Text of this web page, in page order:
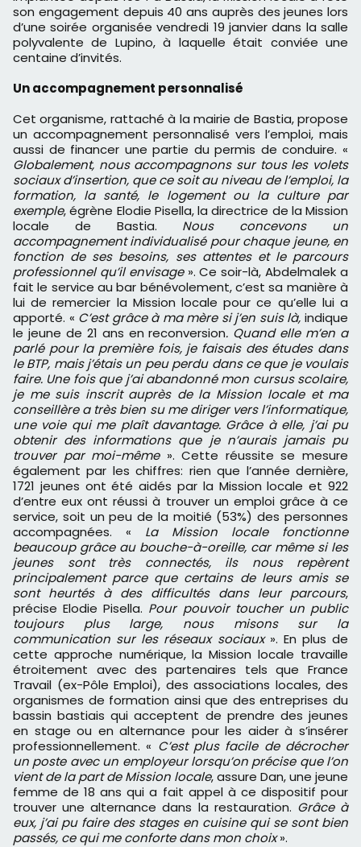
son engagement depuis 40 ans auprès des jeunes lors
d’une soirée organisée vendredi 19 janvier dans la salle
polyvalente de Lupino, à laquelle était conviée une
centaine d’invités.
Un accompagnement personnalisé
Cet organisme, rattaché à la mairie de Bastia, propose
un accompagnement personnalisé vers l’emploi, mais
aussi de financer une partie du permis de conduire. «
Globalement, nous accompagnons sur tous les volets
sociaux d’insertion, que ce soit au niveau de l’emploi, la
formation, la santé, le logement ou la culture par
exemple, égrène Elodie Pisella, la directrice de la Mission
locale de Bastia. Nous concevons un
accompagnement individualisé pour chaque jeune, en
fonction de ses besoins, ses attentes et le parcours
professionnel qu’il envisage». Ce soir-là, Abdelmalek a
fait le service au bar bénévolement, c’est sa manière à
lui de remercier la Mission locale pour ce qu’elle lui a
apporté. « C’est grâce à ma mère si j’en suis là,indique
le jeune de 21 ans en reconversion. Quand elle m’en a
parlé pour la première fois, je faisais des études dans
le BTP, mais j’étais un peu perdu dans ce que je voulais
faire. Une fois que j’ai abandonné mon cursus scolaire,
je me suis inscrit auprès de la Mission locale et ma
conseillère a très bien su me diriger vers l’informatique,
une voie qui me plaît davantage. Grâce à elle, j’ai pu
obtenir des informations que je n’aurais jamais pu
trouver par moi-même». Cette réussite se mesure
également par les chiffres: rien que l’année dernière,
1721 jeunes ont été aidés par la Mission locale et 922
d’entre eux ont réussi à trouver un emploi grâce à ce
service, soit un peu de la moitié (53%) des personnes
accompagnées. « La Mission locale fonctionne
beaucoup grâce au bouche-à-oreille, car même si les
jeunes sont très connectés, ils nous repèrent
principalement parce que certains de leurs amis se
sont heurtés à des difficultés dans leur parcours,
précise Elodie Pisella. Pour pouvoir toucher un public
toujours plus large, nous misons sur la
communication sur les réseaux sociaux». En plus de
cette approche numérique, la Mission locale travaille
étroitement avec des partenaires tels que France
Travail (ex-Pôle Emploi), des associations locales, des
organismes de formation ainsi que des entreprises du
bassin bastiais qui acceptent de prendre des jeunes
en stage ou en alternance pour les aider à s’insérer
professionnellement. « C’est plus facile de décrocher
un poste avec un employeur lorsqu’on précise que l’on
vient de la part de Mission locale, assure Dan, une jeune
femme de 18 ans qui a fait appel à ce dispositif pour
trouver une alternance dans la restauration. Grâce à
eux, j’ai pu faire des stages en cuisine qui se sont bien
passés, ce qui me conforte dans mon choix».